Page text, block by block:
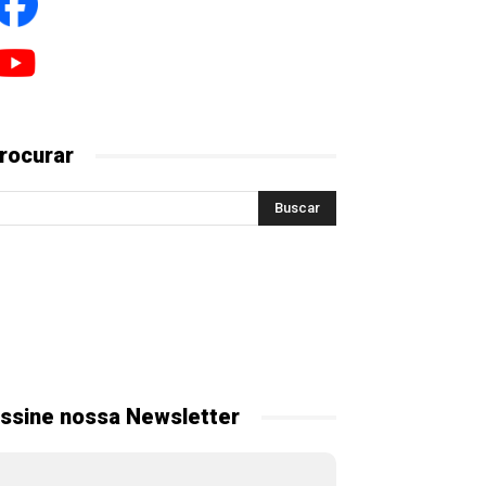
nossa Newsletter